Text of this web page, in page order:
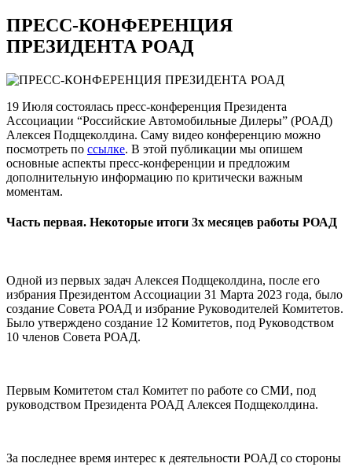
ПРЕСС-КОНФЕРЕНЦИЯ
ПРЕЗИДЕНТА РОАД
19 Июля состоялась пресс-конференция Президента
Ассоциации “Российские Автомобильные Дилеры” (РОАД)
Алексея Подщеколдина. Саму видео конференцию можно
посмотреть по ссылке. В этой публикации мы опишем
основные аспекты пресс-конференции и предложим
дополнительную информацию по критически важным
моментам.
Часть первая. Некоторые итоги 3х месяцев работы РОАД
Одной из первых задач Алексея Подщеколдина, после его
избрания Президентом Ассоциации 31 Марта 2023 года, было
создание Совета РОАД и избрание Руководителей Комитетов.
Было утверждено создание 12 Комитетов, под Руководством
10 членов Совета РОАД.
Первым Комитетом стал Комитет по работе со СМИ, под
руководством Президента РОАД Алексея Подщеколдина.
За последнее время интерес к деятельности РОАД со стороны